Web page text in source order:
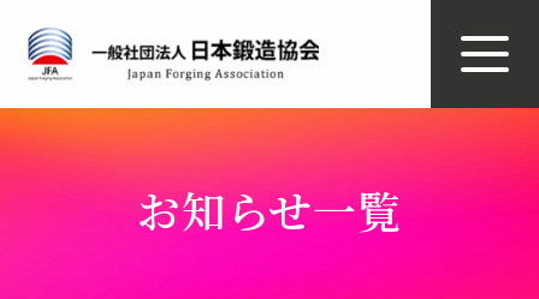
お知らせ一覧